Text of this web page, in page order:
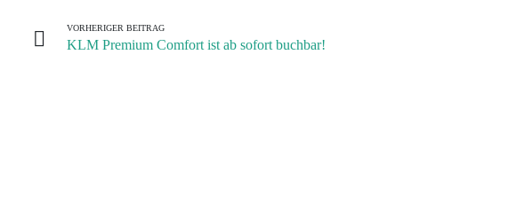
Galapagos
Mittlerer
helfen
VORHERIGER BEITRAG
KLM Premium Comfort ist ab sofort buchbar!